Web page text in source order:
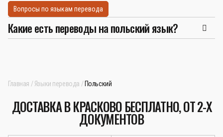
Вопросы по языкам перевода
Какие есть переводы на польский язык?
Главная Языки перевода Польский
ДОСТАВКА В КРАСКОВО БЕСПЛАТНО, ОТ 2-Х
ДОКУМЕНТОВ